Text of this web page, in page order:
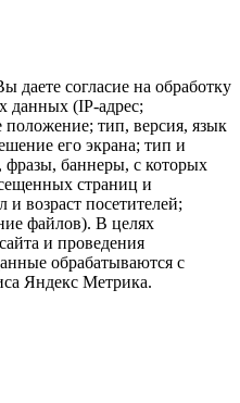
даете согласие на обработку
данных (IP-адрес;
положение; тип, версия, язык
его экрана; тип и
баннеры, с которых
страниц и
и возраст посетителей;
файлов). В целях
и проведения
обрабатываются с
Яндекс Метрика.